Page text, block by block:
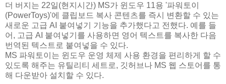
더 버지는 22일(현지시간) MS가 윈도우 11용 '파워토이
(PowerToys)'에 클립보드 복사 콘텐츠를 즉시 변환할 수 있는
새로운 고급 AI 붙여넣기 기능을 추가했다고 전했다. 예를 들
어, 고급 AI 붙여넣기를 사용하면 영어 텍스트를 복사한 다음
번역된 텍스트로 붙여넣을 수 있다.
MS 파워토이는 윈도우 운영 체제 사용 환경을 편리하게 할 수
있도록 해주는 유틸리티 세트로, 깃허브나 MS 웹 스토어를 통
해 다운받아 설치할 수 있다.